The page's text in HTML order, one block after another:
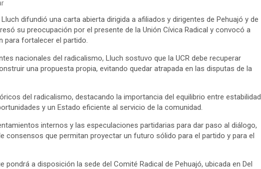
difundió una carta abierta dirigida a afiliados y dirigentes de Pehuajó y de
su preocupación por el presente de la Unión Cívica Radical y convocó a
para fortalecer el partido.
nacionales del radicalismo, Lluch sostuvo que la UCR debe recuperar
una propuesta propia, evitando quedar atrapada en las disputas de la
del radicalismo, destacando la importancia del equilibrio entre estabilidad
y un Estado eficiente al servicio de la comunidad.
internos y las especulaciones partidarias para dar paso al diálogo,
consensos que permitan proyectar un futuro sólido para el partido y para el
pondrá a disposición la sede del Comité Radical de Pehuajó, ubicada en Del